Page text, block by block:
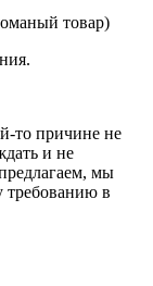
товар)
то причине не
и не
мы
требованию в